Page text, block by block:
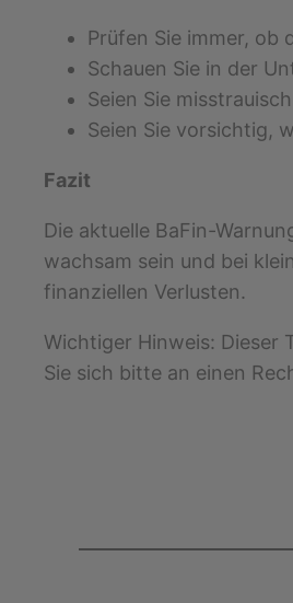
Prüfen Sie immer, ob
Schauen Sie in der
Seien Sie
Seien Sie vorsichtig,
Fazit
Die aktuelle BaFin-
wachsam sein und bei
finanziellen Verlusten.
Wichtiger Hinweis: Dieser
Sie sich bitte an einen